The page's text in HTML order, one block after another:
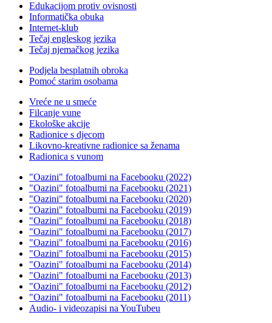
Edukacijom protiv ovisnosti
Informatička obuka
Internet-klub
Tečaj engleskog jezika
Tečaj njemačkog jezika
Podjela besplatnih obroka
Pomoć starim osobama
Vreće ne u smeće
Filcanje vune
Ekološke akcije
Radionice s djecom
Likovno-kreativne radionice sa ženama
Radionica s vunom
"Oazini" fotoalbumi na Facebooku (2022)
"Oazini" fotoalbumi na Facebooku (2021)
"Oazini" fotoalbumi na Facebooku (2020)
"Oazini" fotoalbumi na Facebooku (2019)
"Oazini" fotoalbumi na Facebooku (2018)
"Oazini" fotoalbumi na Facebooku (2017)
"Oazini" fotoalbumi na Facebooku (2016)
"Oazini" fotoalbumi na Facebooku (2015)
"Oazini" fotoalbumi na Facebooku (2014)
"Oazini" fotoalbumi na Facebooku (2013)
"Oazini" fotoalbumi na Facebooku (2012)
"Oazini" fotoalbumi na Facebooku (2011)
Audio- i videozapisi na YouTubeu